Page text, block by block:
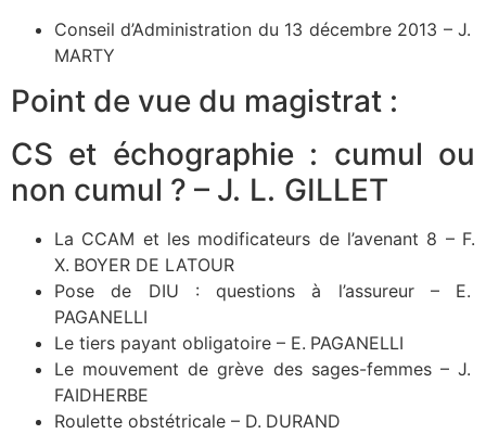
Conseil d’Administration du 13 décembre 2013 – J.
MARTY
Point de vue du magistrat :
CS et échographie : cumul ou
non cumul ? – J. L. GILLET
La CCAM et les modificateurs de l’avenant 8 – F.
X. BOYER DE LATOUR
Pose de DIU : questions à l’assureur – E.
PAGANELLI
Le tiers payant obligatoire – E. PAGANELLI
Le mouvement de grève des sages-femmes – J.
FAIDHERBE
Roulette obstétricale – D. DURAND